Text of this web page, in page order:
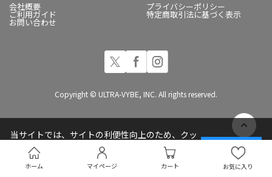
ホーム マイページ カート お気に入り
会社概要 プライバシーポリシー
ご利用ガイド 特定商取引法に基づく表示
お問い合わせ
Copyright © ULTRA-VYBE, INC. All rights reserved.
当サイトでは、サイトの利便性向上のため、クッ
キー(Cookie)を使用しています
プライバシーポリシー
承諾する